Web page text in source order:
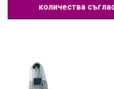
количества